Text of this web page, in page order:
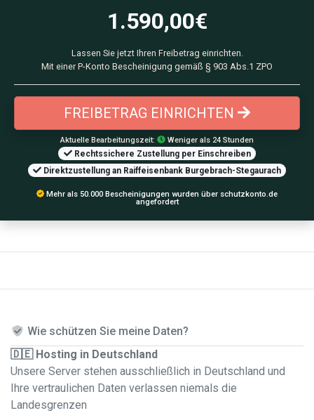
1.590,00€
Lassen Sie jetzt Ihren Freibetrag einrichten.
Mit einer P-Konto Bescheinigung gemäß § 903 Abs.1 ZPO
FREIBETRAG EINRICHTEN
Aktuelle Bearbeitungszeit: Weniger als 24 Stunden
Rechtssichere Zustellung per Einschreiben
Direktzustellung an Raiffeisenbank Burgebrach-Stegaurach
Mehr als 50.000 Bescheinigungen wurden über schutzkonto.de
angefordert
Wie schützen Sie meine Daten?
🇩🇪 Hosting in Deutschland
Unsere Server stehen ausschließlich in Deutschland und
Ihre vertraulichen Daten verlassen niemals die
Landesgrenzen